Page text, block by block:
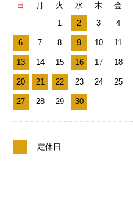
日 月 火 水 木 金
1
2 3 4
6 7 8 9 10 11
13 14 15 16 17 18
20 21 22 23 24 25
27 28 29 30
定休日